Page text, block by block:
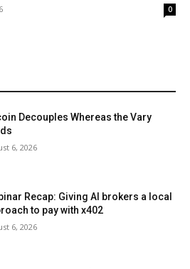
0
Decouples Whereas the Vary
6, 2026
Recap: Giving AI brokers a local
to pay with x402
6, 2026